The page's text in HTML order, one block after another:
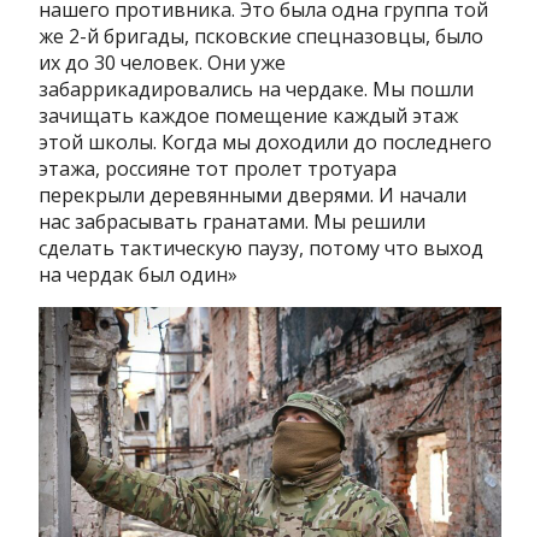
нашего противника. Это была одна группа той
же 2-й бригады, псковские спецназовцы, было
их до 30 человек. Они уже
забаррикадировались на чердаке. Мы пошли
зачищать каждое помещение каждый этаж
этой школы. Когда мы доходили до последнего
этажа, россияне тот пролет тротуара
перекрыли деревянными дверями. И начали
нас забрасывать гранатами. Мы решили
сделать тактическую паузу, потому что выход
на чердак был один»